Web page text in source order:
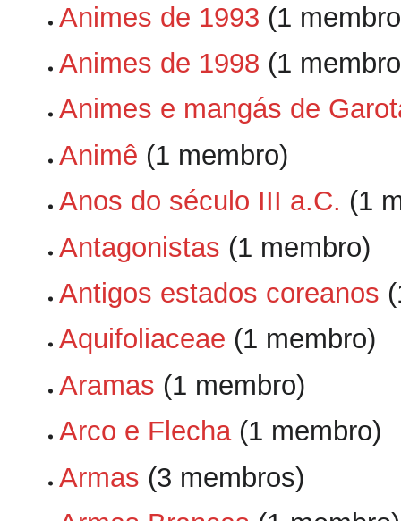
Animes de 1993 (1
Animes de 1998 (1
Animes e mangás de
Animê ‏‎ (1 membro)
Anos do século III a.C.
(1
Antagonistas ‏‎ (1 membro)
Antigos estados coreanos
Aquifoliaceae ‏‎ (1 membro)
Aramas ‏‎ (1 membro)
Arco e Flecha‏‎ (1 membro)
Armas ‏‎ (3 membros)